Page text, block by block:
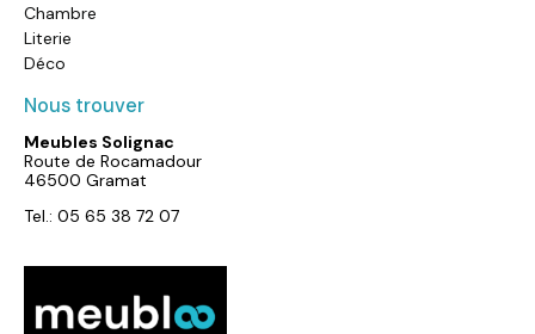
Chambre
Literie
Déco
Nous trouver
Meubles Solignac
Route de Rocamadour
46500 Gramat
Tel.: 05 65 38 72 07